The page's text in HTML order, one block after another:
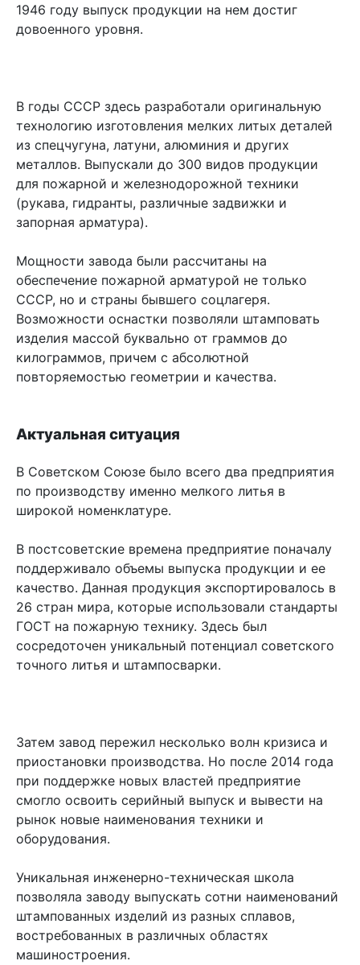
1946 году выпуск продукции на нем достиг
довоенного уровня.
В годы СССР здесь разработали оригинальную
технологию изготовления мелких литых деталей
из спецчугуна, латуни, алюминия и других
металлов. Выпускали до 300 видов продукции
для пожарной и железнодорожной техники
(рукава, гидранты, различные задвижки и
запорная арматура).
Мощности завода были рассчитаны на
обеспечение пожарной арматурой не только
СССР, но и страны бывшего соцлагеря.
Возможности оснастки позволяли штамповать
изделия массой буквально от граммов до
килограммов, причем с абсолютной
повторяемостью геометрии и качества.
Актуальная ситуация
В Советском Союзе было всего два предприятия
по производству именно мелкого литья в
широкой номенклатуре.
В постсоветские времена предприятие поначалу
поддерживало объемы выпуска продукции и ее
качество. Данная продукция экспортировалось в
26 стран мира, которые использовали стандарты
ГОСТ на пожарную технику. Здесь был
сосредоточен уникальный потенциал советского
точного литья и штампосварки.
Затем завод пережил несколько волн кризиса и
приостановки производства. Но после 2014 года
при поддержке новых властей предприятие
смогло освоить серийный выпуск и вывести на
рынок новые наименования техники и
оборудования.
Уникальная инженерно-техническая школа
позволяла заводу выпускать сотни наименований
штампованных изделий из разных сплавов,
востребованных в различных областях
машиностроения.